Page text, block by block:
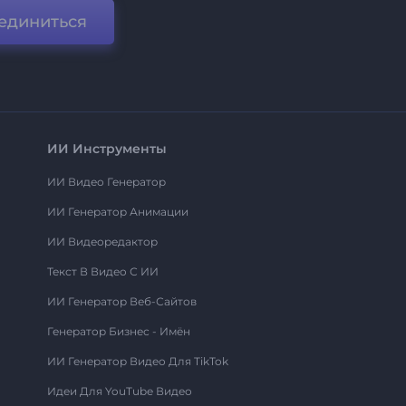
ИИ Инструменты
ИИ Видео Генератор
ИИ Генератор Анимации
ИИ Видеоредактор
Текст В Видео С ИИ
ИИ Генератор Веб-Сайтов
Генератор Бизнес - Имён
ИИ Генератор Видео Для TikTok
Идеи Для YouTube Видео